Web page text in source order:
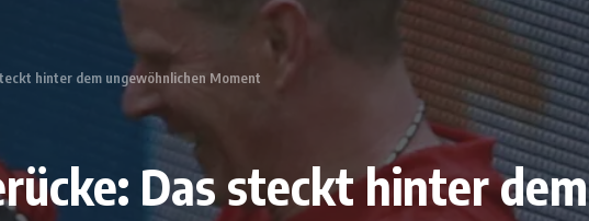
hinter dem ungewöhnlichen Moment
Das steckt hinter dem